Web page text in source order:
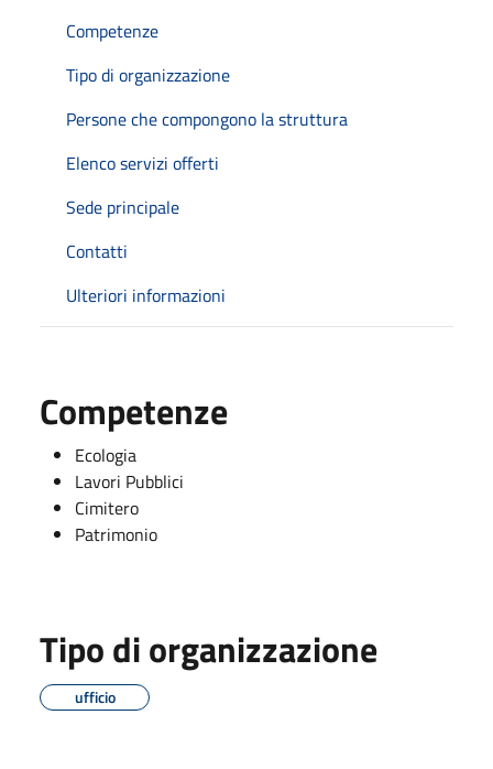
Competenze
Tipo di organizzazione
Persone che compongono la struttura
Elenco servizi offerti
Sede principale
Contatti
Ulteriori informazioni
Competenze
Ecologia
Lavori Pubblici
Cimitero
Patrimonio
Tipo di organizzazione
ufficio